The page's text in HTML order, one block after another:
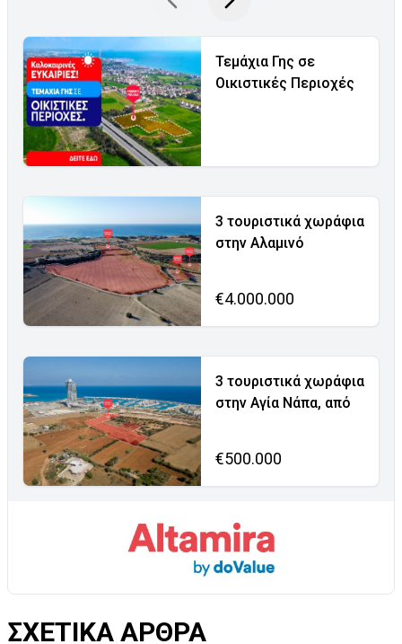
Τεμάχια Γης σε
Οικιστικές Περιοχές
3 τουριστικά χωράφια
στην Αλαμινό
€4.000.000
3 τουριστικά χωράφια
στην Αγία Νάπα, από
€500.000
ΣΧΕΤΙΚΑ ΑΡΘΡΑ